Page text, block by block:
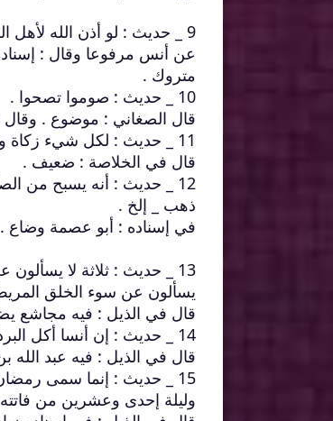
9 _ حديث : لو أذن الله
عن أنس مرفوعا وقال :
متروك .
10 _ حديث : صوموا تصحوا .
قال الصغاني : موضوع .
11 _ حديث : لكل شيء زكاة وزكاة الجسد الصوم .
قال في الخلاصة : ضعيف .
12 _ حديث : أنه يسبح من
ذهب _ إلخ .
في إسناده : أبو عصمة وضاع .
13 _ حديث : ثلاثة لا
يسألون عن سوء الخلق
قال في الذيل : فيه مجاشع
14 _ حديث : إن أنسا أكل البرد ( 172 ) وهو صائم وقال : إنه ليس بطعام فقرره على ذلك .
قال في الذيل : فيه عبد الله
15 _ حديث : إنما سمى
وليلة إحدى وعشرين من